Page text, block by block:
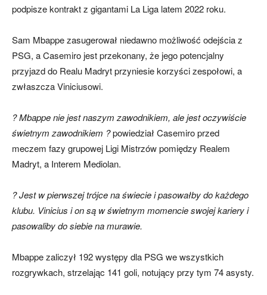
podpisze kontrakt z gigantami La Liga latem 2022 roku.
Sam Mbappe zasugerował niedawno możliwość odejścia z
PSG, a Casemiro jest przekonany, że jego potencjalny
przyjazd do Realu Madryt przyniesie korzyści zespołowi, a
zwłaszcza Viniciusowi.
? Mbappe nie jest naszym zawodnikiem, ale jest oczywiście
świetnym zawodnikiem ?powiedział Casemiro przed
meczem fazy grupowej Ligi Mistrzów pomiędzy Realem
Madryt, a Interem Mediolan.
? Jest w pierwszej trójce na świecie i pasowałby do każdego
klubu. Vinicius i on są w świetnym momencie swojej kariery i
pasowaliby do siebie na murawie.
Mbappe zaliczył 192 występy dla PSG we wszystkich
rozgrywkach, strzelając 141 goli, notujący przy tym 74 asysty.